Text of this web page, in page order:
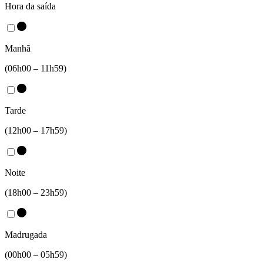
Hora da saída
Manhã
(06h00 – 11h59)
Tarde
(12h00 – 17h59)
Noite
(18h00 – 23h59)
Madrugada
(00h00 – 05h59)